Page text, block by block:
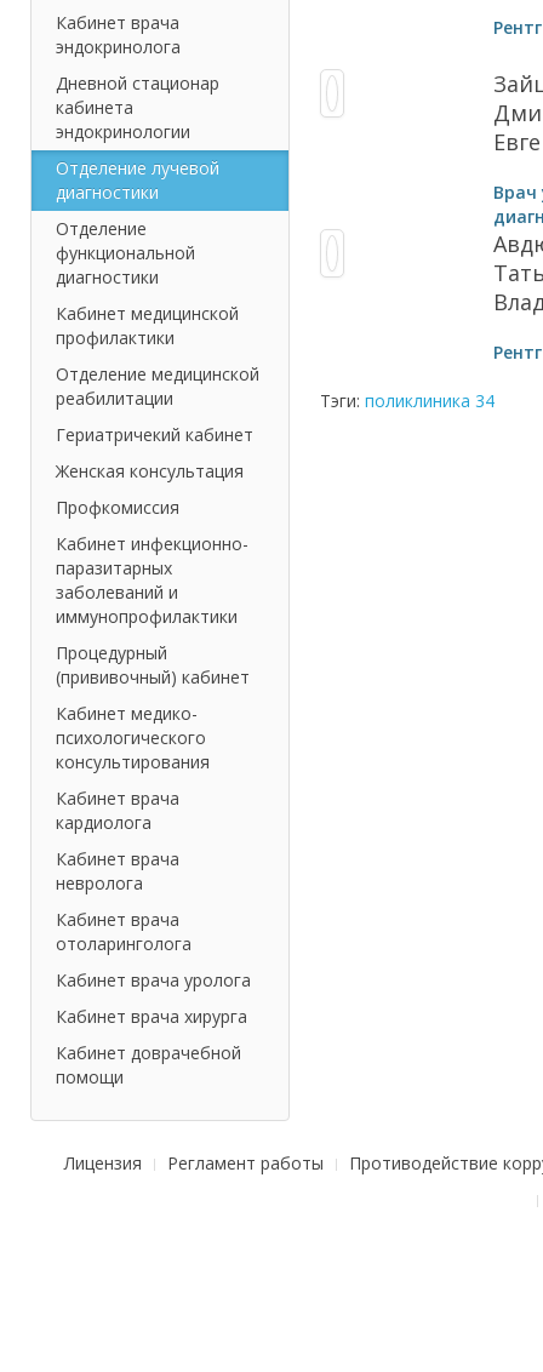
Врач
Тэги: поликлиника 34
Кабинет врача
эндокринолога
Дневной стационар
кабинета
эндокринологии
Отделение лучевой
диагностики
Отделение
функциональной
диагностики
Кабинет медицинской
профилактики
Отделение медицинской
реабилитации
Гериатричекий кабинет
Женская консультация
Профкомиссия
Кабинет инфекционно-
паразитарных
заболеваний и
иммунопрофилактики
Процедурный
(прививочный) кабинет
Кабинет медико-
психологического
консультирования
Кабинет врача
кардиолога
Кабинет врача
невролога
Кабинет врача
отоларинголога
Кабинет врача уролога
Кабинет врача хирурга
Кабинет доврачебной
помощи
Лицензия Регламент работы Противодействие